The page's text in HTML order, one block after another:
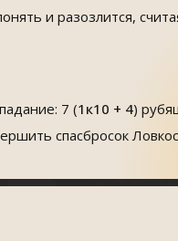
и разозлится,
7 (1к10 + 4)
спасбросок